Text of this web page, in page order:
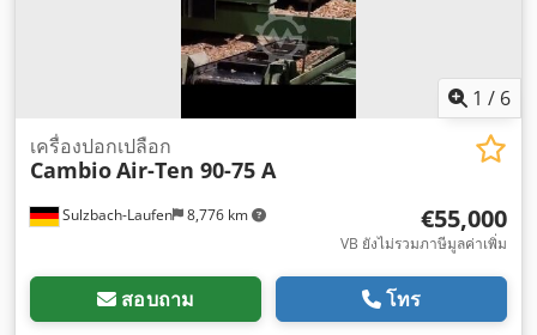
1 / 6
Sulzbach-Laufen 8,776 km
เครื่องปอกเปลือก
CambioAir-Ten 90-75 A
€55,000
VB ยังไม่รวมภาษีมูลค่าเพิ่ม
สอบถาม โทร